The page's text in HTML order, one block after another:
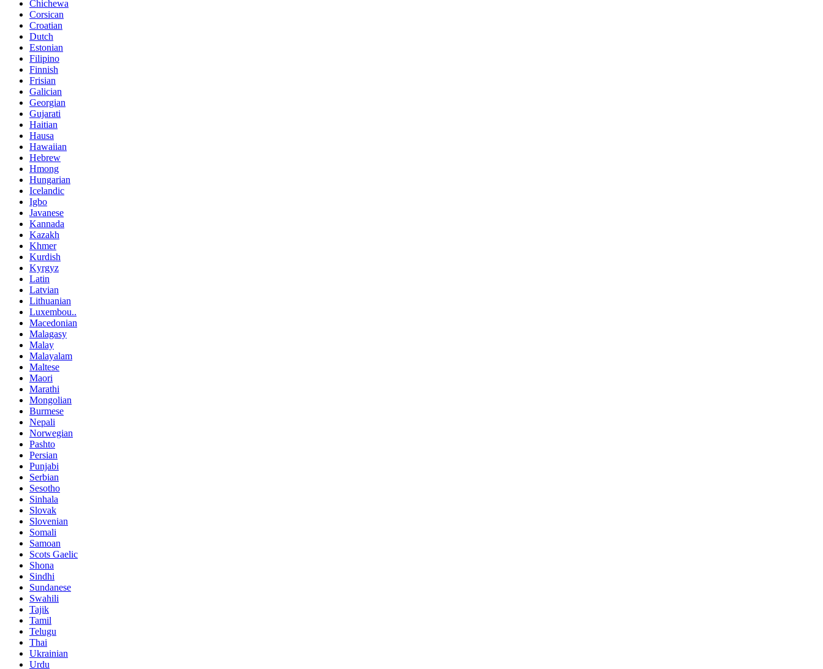
Chichewa
Corsican
Croatian
Dutch
Estonian
Filipino
Finnish
Frisian
Galician
Georgian
Gujarati
Haitian
Hausa
Hawaiian
Hebrew
Hmong
Hungarian
Icelandic
Igbo
Javanese
Kannada
Kazakh
Khmer
Kurdish
Kyrgyz
Latin
Latvian
Lithuanian
Luxembou..
Macedonian
Malagasy
Malay
Malayalam
Maltese
Maori
Marathi
Mongolian
Burmese
Nepali
Norwegian
Pashto
Persian
Punjabi
Serbian
Sesotho
Sinhala
Slovak
Slovenian
Somali
Samoan
Scots Gaelic
Shona
Sindhi
Sundanese
Swahili
Tajik
Tamil
Telugu
Thai
Ukrainian
Urdu